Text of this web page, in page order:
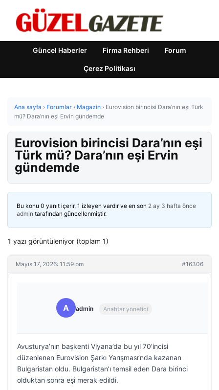
Güncel Haberler Firma Rehberi Forum
Çerez Politikası
Ana sayfa › Forumlar › Magazin › Eurovision birincisi Dara’nın eşi Türk
mü? Dara’nın eşi Ervin gündemde
Eurovision birincisi Dara’nın eşi
Türk mü? Dara’nın eşi Ervin
gündemde
Bu konu 0 yanıt içerir, 1 izleyen vardır ve en son 2 ay 3 hafta önce
admin tarafından güncellenmiştir.
1 yazı görüntüleniyor (toplam 1)
Mayıs 17, 2026: 11:59 pm #16306
A admin Anahtar yönetici
Avusturya’nın başkenti Viyana’da bu yıl 70’incisi
düzenlenen Eurovision Şarkı Yarışması’nda kazanan
Bulgaristan oldu. Bulgaristan’ı temsil eden Dara birinci
olduktan sonra eşi merak edildi.